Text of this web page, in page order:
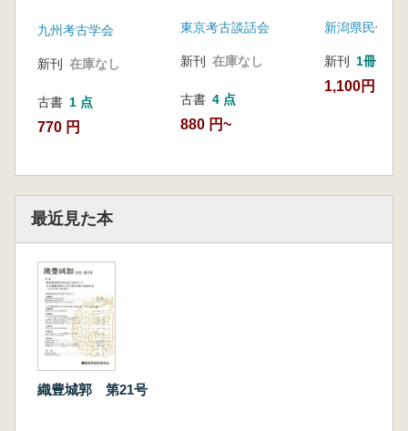
九州考古学会
新刊 在庫なし
古書 1 点
770 円
東京考古談話会
新刊 在庫なし
古書 4 点
880 円~
新潟県民俗学
新刊 1冊
1,100円
最近見た本
織豊城郭 第21号